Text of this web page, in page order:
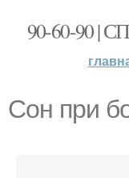
90-60-90
Сон при